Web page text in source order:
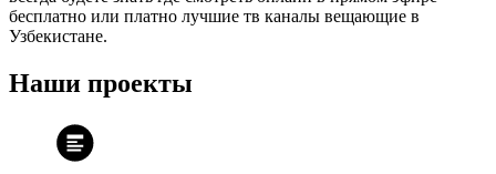
бесплатно или платно лучшие тв каналы вещающие в
Узбекистане.
Наши проекты